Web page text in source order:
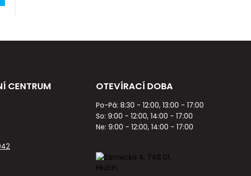
CENTRUM
OTEVÍRACÍ DOBA
Po-Pá: 8:30 - 12:00, 13:00 - 17:00
So: 9:00 - 12:00, 14:00 - 17:00
Ne: 9:00 - 12:00, 14:00 - 17:00